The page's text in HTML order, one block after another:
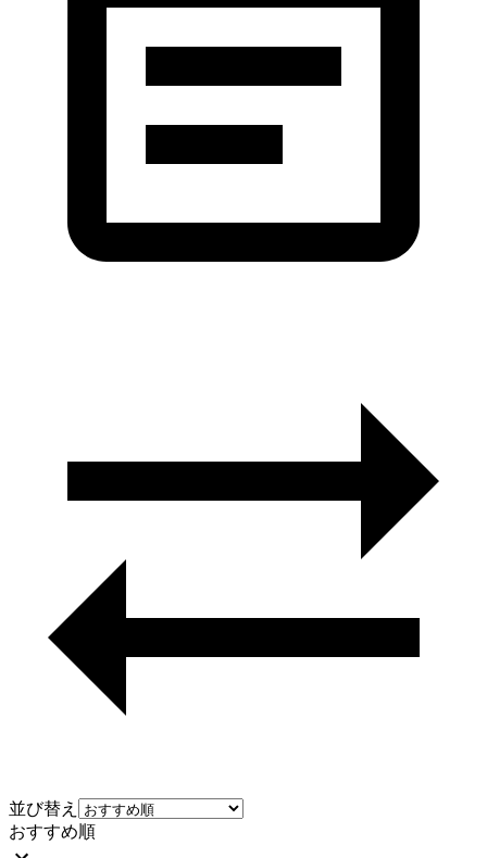
並び替え
おすすめ順